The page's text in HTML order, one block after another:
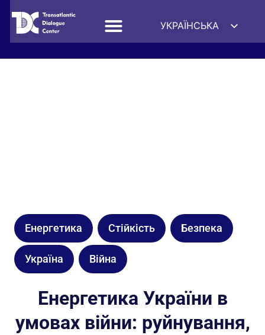
УКРАЇНСЬКА
ENGLISH
Енергетика Стійкість Безпека
Україна Війна
Енергетика України в
умовах війни: руйнування,